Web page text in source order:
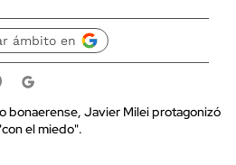
ámbito en
bonaerense, Javier Milei protagonizó
el miedo".